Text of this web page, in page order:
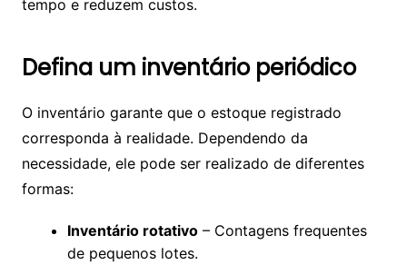
tempo e reduzem custos.
Defina um inventário periódico
O inventário garante que o estoque registrado
corresponda à realidade. Dependendo da
necessidade, ele pode ser realizado de diferentes
formas:
Inventário rotativo– Contagens frequentes
de pequenos lotes.